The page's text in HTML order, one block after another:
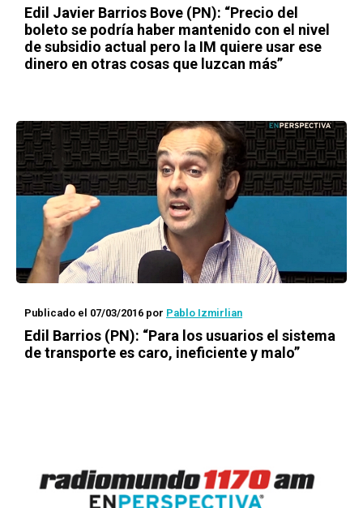
Edil Javier Barrios Bove (PN): “Precio del
boleto se podría haber mantenido con el nivel
de subsidio actual pero la IM quiere usar ese
dinero en otras cosas que luzcan más”
Publicado el 07/03/2016 por Pablo Izmirlian
Edil Barrios (PN): “Para los usuarios el sistema
de transporte es caro, ineficiente y malo”